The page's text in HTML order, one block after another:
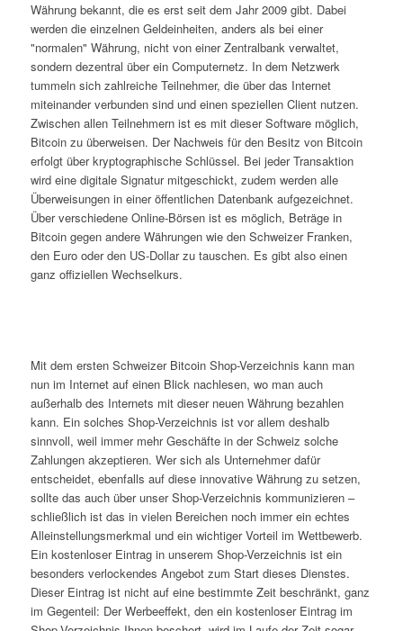
Währung bekannt, die es erst seit dem Jahr 2009 gibt. Dabei
werden die einzelnen Geldeinheiten, anders als bei einer
"normalen" Währung, nicht von einer Zentralbank verwaltet,
sondern dezentral über ein Computernetz. In dem Netzwerk
tummeln sich zahlreiche Teilnehmer, die über das Internet
miteinander verbunden sind und einen speziellen Client nutzen.
Zwischen allen Teilnehmern ist es mit dieser Software möglich,
Bitcoin zu überweisen. Der Nachweis für den Besitz von Bitcoin
erfolgt über kryptographische Schlüssel. Bei jeder Transaktion
wird eine digitale Signatur mitgeschickt, zudem werden alle
Überweisungen in einer öffentlichen Datenbank aufgezeichnet.
Über verschiedene Online-Börsen ist es möglich, Beträge in
Bitcoin gegen andere Währungen wie den Schweizer Franken,
den Euro oder den US-Dollar zu tauschen. Es gibt also einen
ganz offiziellen Wechselkurs.
Mit dem ersten Schweizer Bitcoin Shop-Verzeichnis kann man
nun im Internet auf einen Blick nachlesen, wo man auch
außerhalb des Internets mit dieser neuen Währung bezahlen
kann. Ein solches Shop-Verzeichnis ist vor allem deshalb
sinnvoll, weil immer mehr Geschäfte in der Schweiz solche
Zahlungen akzeptieren. Wer sich als Unternehmer dafür
entscheidet, ebenfalls auf diese innovative Währung zu setzen,
sollte das auch über unser Shop-Verzeichnis kommunizieren –
schließlich ist das in vielen Bereichen noch immer ein echtes
Alleinstellungsmerkmal und ein wichtiger Vorteil im Wettbewerb.
Ein kostenloser Eintrag in unserem Shop-Verzeichnis ist ein
besonders verlockendes Angebot zum Start dieses Dienstes.
Dieser Eintrag ist nicht auf eine bestimmte Zeit beschränkt, ganz
im Gegenteil: Der Werbeeffekt, den ein kostenloser Eintrag im